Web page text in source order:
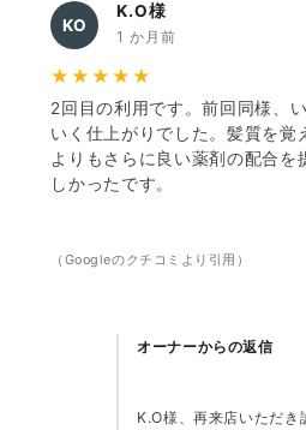
KO
K.O様
1 か月前
★★★★★
2回目の利用です。前回同様、
いく仕上がりでした。髪質を覚
よりもさらに良い薬剤の配合を
しかったです。
（Googleのクチコミより引用）
オーナーからの返信
K.O様、再来店いただき